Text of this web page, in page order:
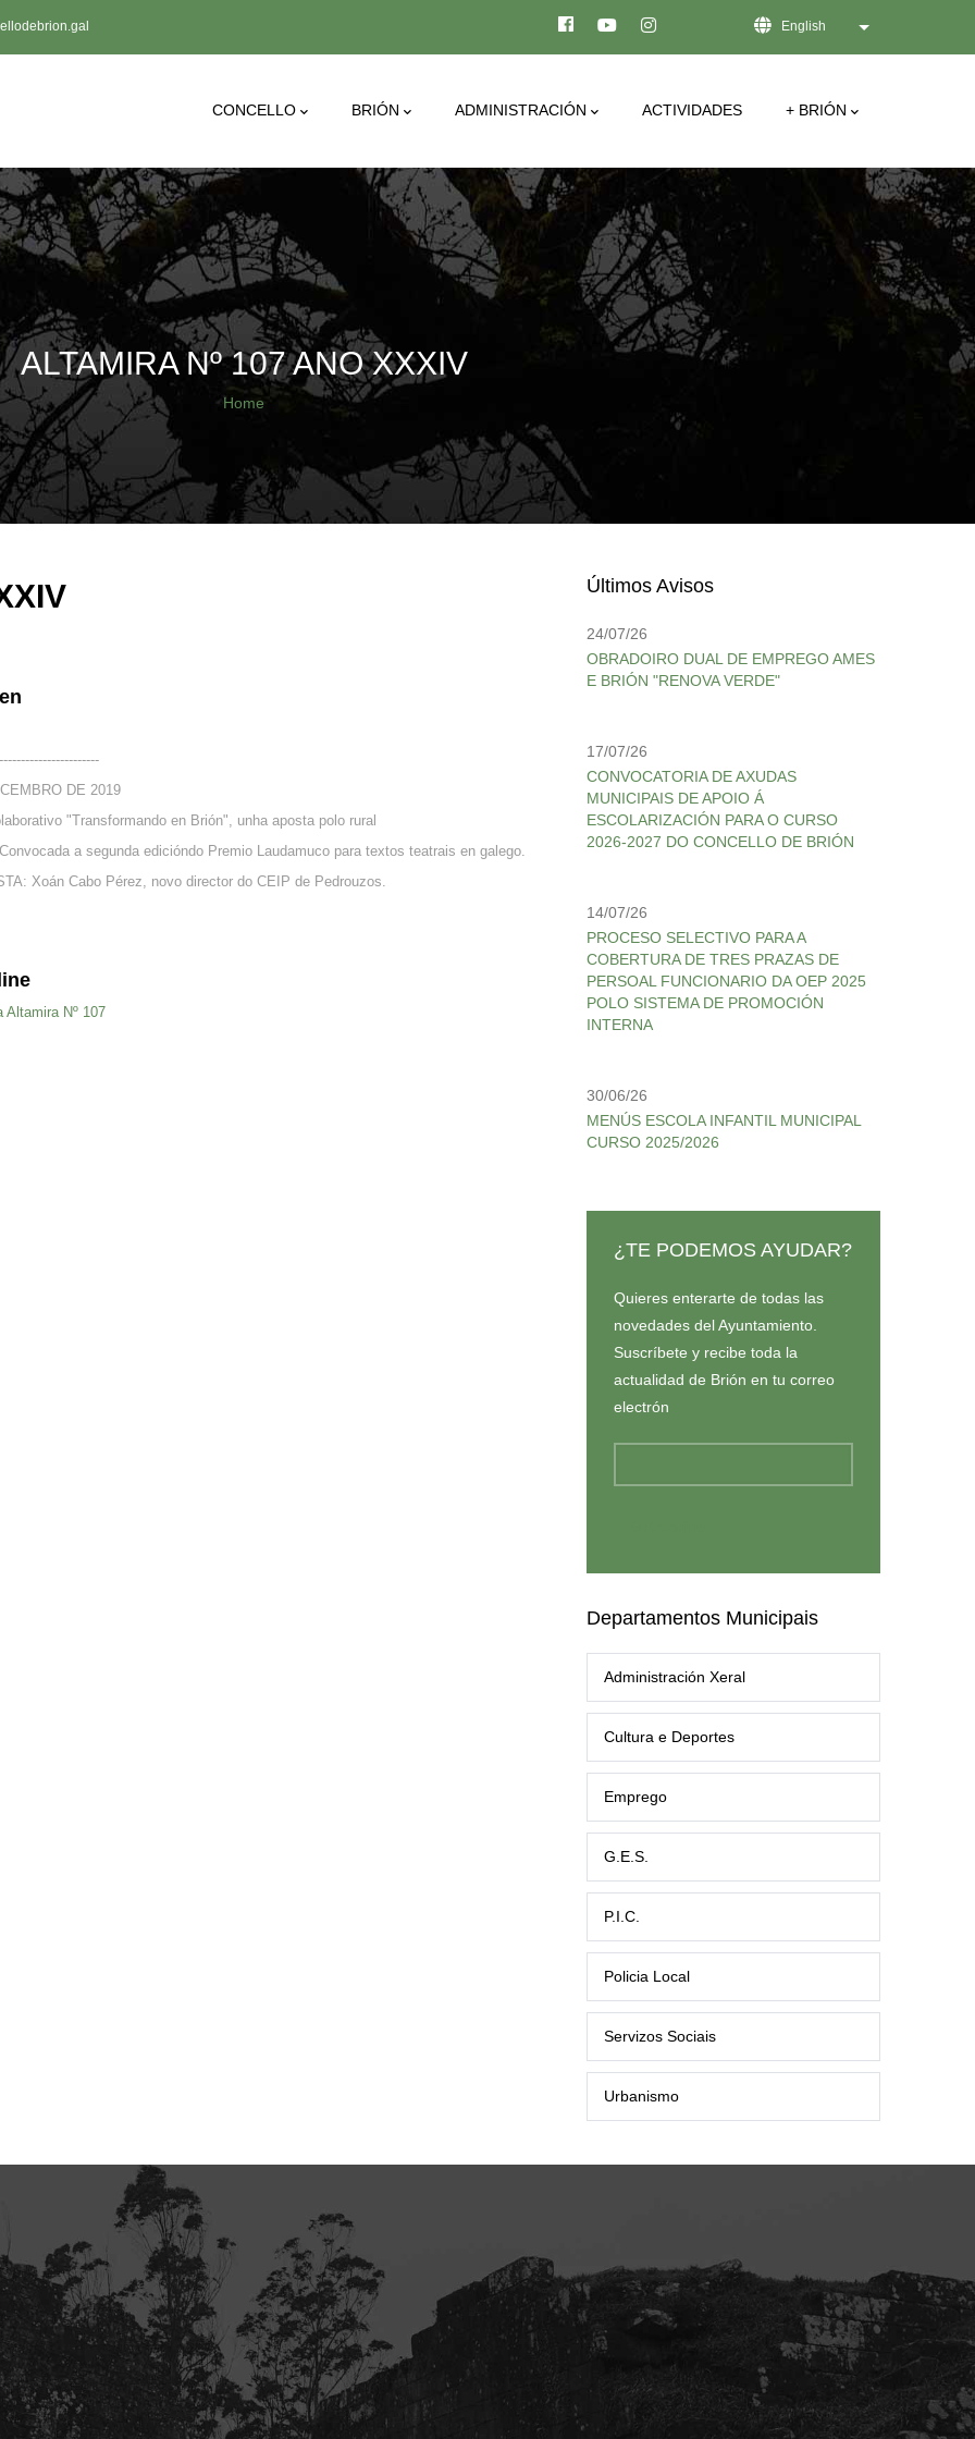
English List additional
Main
CONCELLO BRIÓN ADMINISTRACIÓN ACTIVIDADES + BRIÓN
ALTAMIRA Nº 107 ANO XXXIV
Breadcrumb
Home
DE 2019
"Transformando en Brión", unha aposta polo rural
a segunda edicióndo Premio Laudamuco para textos teatrais en galego.
Xoán Cabo Pérez, novo director do CEIP de Pedrouzos.
Altamira Nº 107
Últimos Avisos
24/07/26
OBRADOIRO DUAL DE EMPREGO AMES
E BRIÓN "RENOVA VERDE"
17/07/26
CONVOCATORIA DE AXUDAS
MUNICIPAIS DE APOIO Á
ESCOLARIZACIÓN PARA O CURSO
2026-2027 DO CONCELLO DE BRIÓN
14/07/26
PROCESO SELECTIVO PARA A
COBERTURA DE TRES PRAZAS DE
PERSOAL FUNCIONARIO DA OEP 2025
POLO SISTEMA DE PROMOCIÓN
INTERNA
30/06/26
MENÚS ESCOLA INFANTIL MUNICIPAL
CURSO 2025/2026
¿TE PODEMOS AYUDAR?
Quieres enterarte de todas las
novedades del Ayuntamiento.
Suscríbete y recibe toda la
actualidad de Brión en tu correo
electrón
Departamentos Municipais
Administración Xeral
Cultura e Deportes
Emprego
G.E.S.
P.I.C.
Policia Local
Servizos Sociais
Urbanismo